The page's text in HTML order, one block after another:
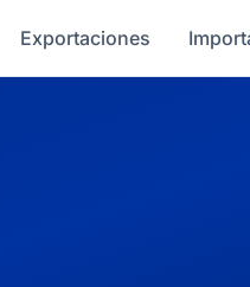
Exportaciones